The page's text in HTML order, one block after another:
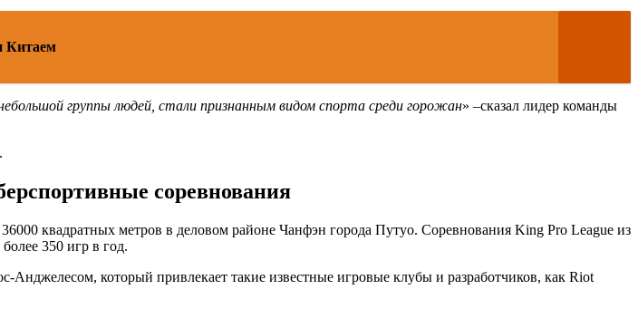
Китаем
группы людей, стали признанным видом спорта среди горожан» –сказал лидер команды
соревнования
квадратных метров в деловом районе Чанфэн города Путуо. Соревнования King Pro League из
350 игр в год.
Анджелесом, который привлекает такие известные игровые клубы и разработчиков, как Riot